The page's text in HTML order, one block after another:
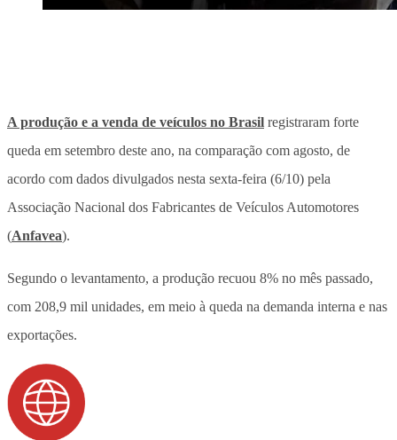
A produção e a venda de veículos no Brasil registraram forte
queda em setembro deste ano, na comparação com agosto, de
acordo com dados divulgados nesta sexta-feira (6/10) pela
Associação Nacional dos Fabricantes de Veículos Automotores
(Anfavea).
Segundo o levantamento, a produção recuou 8% no mês passado,
com 208,9 mil unidades, em meio à queda na demanda interna e nas
exportações.